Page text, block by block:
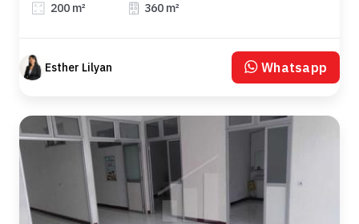
200 m² 360 m²
Esther Lilyan Whatsapp